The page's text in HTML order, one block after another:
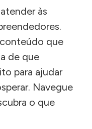
às
que
de que
para ajudar
Navegue
o que